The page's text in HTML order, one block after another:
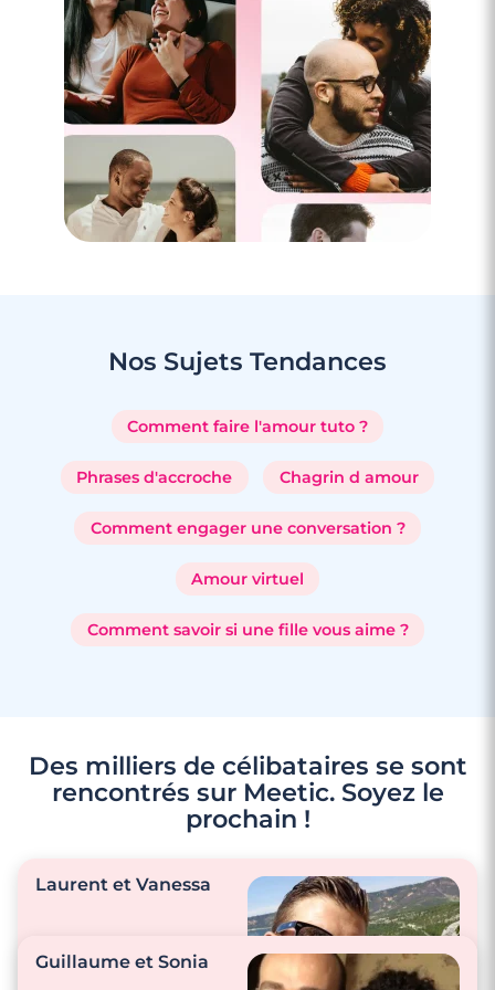
Nos Sujets Tendances
Comment faire l'amour tuto ?
Phrases d'accroche Chagrin d amour
Comment engager une conversation ?
Amour virtuel
Comment savoir si une fille vous aime ?
Des milliers de célibataires se sont
rencontrés sur Meetic. Soyez le
prochain !
Laurent et Vanessa
Guillaume et Sonia